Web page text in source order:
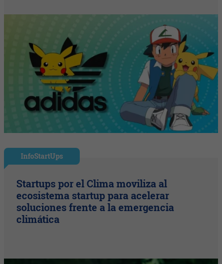
InfoStartUps
Startups por el Clima moviliza al
ecosistema startup para acelerar
soluciones frente a la emergencia
climática